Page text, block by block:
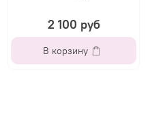
2 100 руб
В корзину